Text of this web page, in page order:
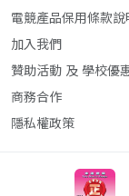
電競產品保用條款說
加入我們
贊助活動 及 學校優
商務合作
隱私權政策